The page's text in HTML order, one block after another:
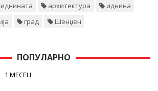
архитектура
иднина
град Шенџен
ПОПУЛАРНО
1 МЕСЕЦ